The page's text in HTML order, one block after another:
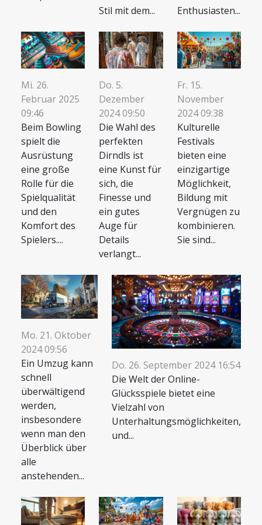
Stil mit dem...
Enthusiasten...
Mi. 26.
Februar 2025
09:46
Beim Bowling
spielt die
Ausrüstung
eine große
Rolle für die
Spielqualität
und den
Komfort des
Spielers....
Do. 5.
Dezember
2024 09:50
Die Wahl des
perfekten
Dirndls ist
eine Kunst für
sich, die
Finesse und
ein gutes
Auge für
Details
verlangt...
Fr. 15.
November
2024 09:38
Kulturelle
Festivals
bieten eine
einzigartige
Möglichkeit,
Bildung mit
Vergnügen zu
kombinieren.
Sie sind...
Mo. 21. Oktober
2024 09:56
Ein Umzug kann
schnell
überwältigend
werden,
insbesondere
wenn man den
Überblick über
alle
anstehenden...
Do. 26. September 2024 16:54
Die Welt der Online-
Glücksspiele bietet eine
Vielzahl von
Unterhaltungsmöglichkeiten,
und...